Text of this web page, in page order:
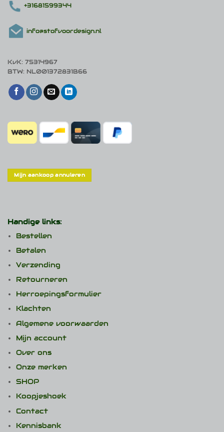
productpagina
+31681599344
info@stofvoordesign.nl
KvK: 75314967
BTW: NL001372831B66
Mijn aankoop annuleren
Handige links:
Bestellen
Betalen
Verzending
Retourneren
Herroepingsformulier
Klachten
Algemene voorwaarden
Mijn account
Over ons
Onze merken
SHOP
Koopjeshoek
Contact
Kennisbank